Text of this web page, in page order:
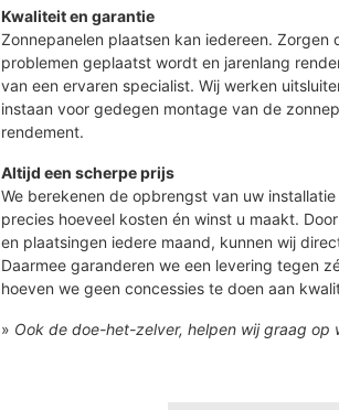
Kwaliteit en garantie
Zonnepanelen plaatsen kan iedereen. Zorgen
problemen geplaatst wordt en jarenlang
van een ervaren specialist. Wij werken
instaan voor gedegen montage van de
rendement.
Altijd een scherpe prijs
We berekenen de opbrengst van uw
precies hoeveel kosten én winst u maakt.
en plaatsingen iedere maand, kunnen wij
Daarmee garanderen we een levering tegen
hoeven we geen concessies te doen aan
» Ook de doe-het-zelver, helpen wij graag op